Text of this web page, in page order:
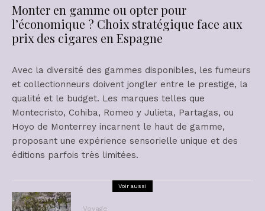
Monter en gamme ou opter pour
l’économique ? Choix stratégique face aux
prix des cigares en Espagne
Avec la diversité des gammes disponibles, les fumeurs
et collectionneurs doivent jongler entre le prestige, la
qualité et le budget. Les marques telles que
Montecristo, Cohiba, Romeo y Julieta, Partagas, ou
Hoyo de Monterrey incarnent le haut de gamme,
proposant une expérience sensorielle unique et des
éditions parfois très limitées.
Voir aussi
Voyage